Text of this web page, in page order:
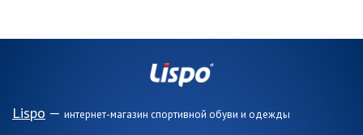
Lispo — интернет-магазин спортивной обуви и одежды